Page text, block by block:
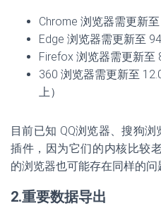
Chrome 浏览器需更新
Edge 浏览器需更新至
Firefox 浏览器需更新至
360 浏览器需更新至
上）
目前已知 QQ浏览器、搜狗
插件，因为它们的内核比较
的浏览器也可能存在同样的问
2.重要数据导出